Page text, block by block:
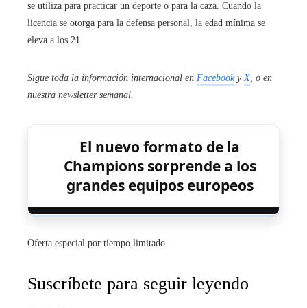
se utiliza para practicar un deporte o para la caza. Cuando la
licencia se otorga para la defensa personal, la edad mínima se
eleva a los 21.
Sigue toda la información internacional en FacebookyX, o en
nuestra newsletter semanal.
El nuevo formato de la
Champions sorprende a los
grandes equipos europeos
Oferta especial por tiempo limitado
Suscríbete para seguir leyendo